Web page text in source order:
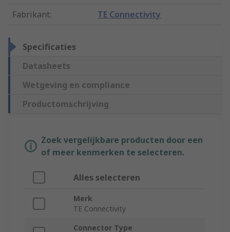
Fabrikant: TE Connectivity
Specificaties
Datasheets
Wetgeving en compliance
Productomschrijving
Zoek vergelijkbare producten door een
of meer kenmerken te selecteren.
Alles selecteren
Merk
TE Connectivity
Connector Type